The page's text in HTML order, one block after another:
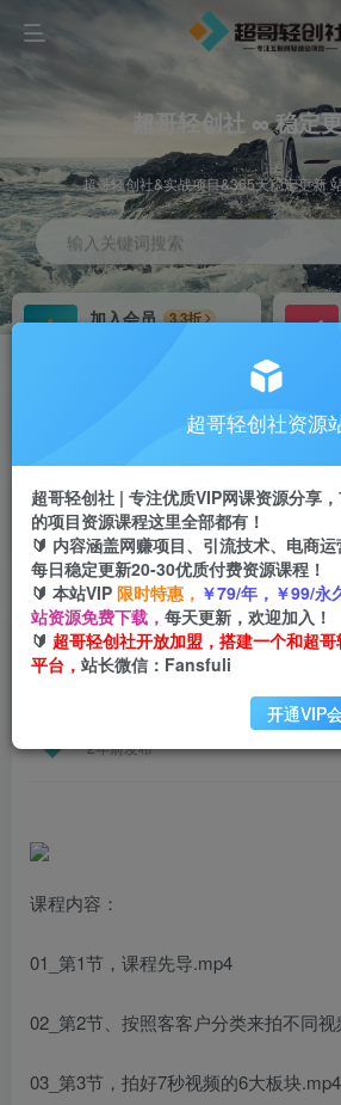
超哥轻创社 ∞ 稳定
超哥轻创社&实战项目&365天稳定更新
输入关键词搜索
加入会员
3.3折
推广返佣高达70%
首页 创业课程 会员专属 正文
（7186期）2023实体店家精准
习简单落地的获客秘籍（27节课）
2年前发布
课程内容：
01_第1节，课程先导.mp4
02_第2节、按照客客户分类来拍不同
03_第3节，拍好7秒视频的6大板块.mp4
超哥轻创社资源
超哥轻创社 | 专注优质VIP网课资源分享
的项目资源课程这里全部都有！
🔰 内容涵盖网赚项目、引流技术、电商运
每日稳定更新20-30优质付费资源课程！
🔰 本站VIP 限时特惠， ￥79/年，￥99/永
站资源免费下载， 每天更新，欢迎加入！
🔰 超哥轻创社开放加盟，搭建一个和超
平台， 站长微信：Fansfuli
开通VIP